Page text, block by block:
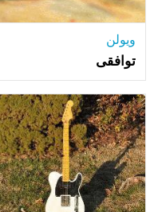
ویولن
توافقی